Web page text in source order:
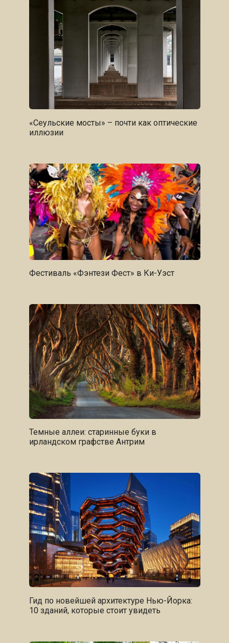
«Сеульские мосты» – почти как оптические
иллюзии
Фестиваль «Фэнтези Фест» в Ки-Уэст
Темные аллеи: старинные буки в
ирландском графстве Антрим
Гид по новейшей архитектуре Нью-Йорка:
10 зданий, которые стоит увидеть